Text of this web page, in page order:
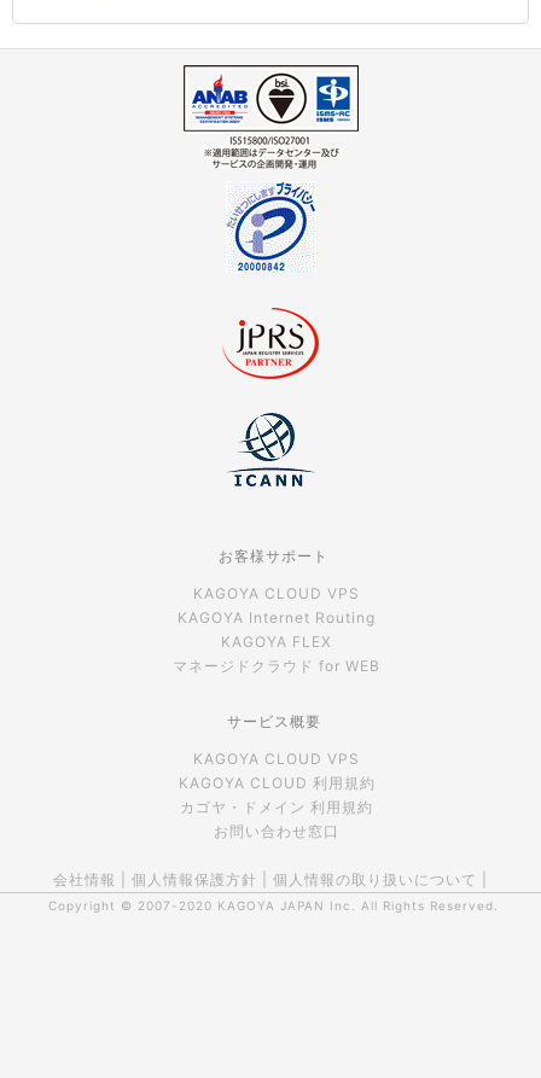
お客様サポート
KAGOYA CLOUD VPS
KAGOYA Internet Routing
KAGOYA FLEX
マネージドクラウド for WEB
サービス概要
KAGOYA CLOUD VPS
KAGOYA CLOUD 利用規約
カゴヤ・ドメイン 利用規約
お問い合わせ窓口
会社情報 個人情報保護方針 個人情報の取り扱いについて
Copyright © 2007-2020 KAGOYA JAPAN Inc. All Rights Reserved.